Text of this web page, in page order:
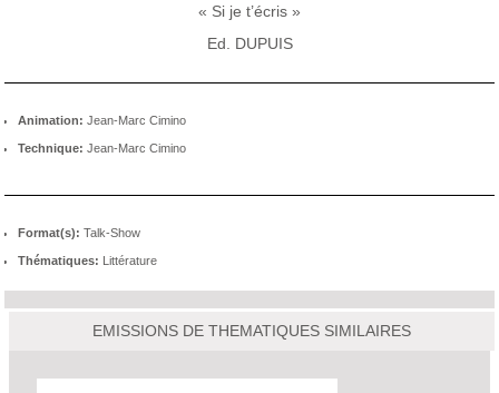
« Si je t’écris »
Ed. DUPUIS
Animation: Jean-Marc Cimino
Technique: Jean-Marc Cimino
Format(s): Talk-Show
Thématiques: Littérature
EMISSIONS DE THEMATIQUES SIMILAIRES